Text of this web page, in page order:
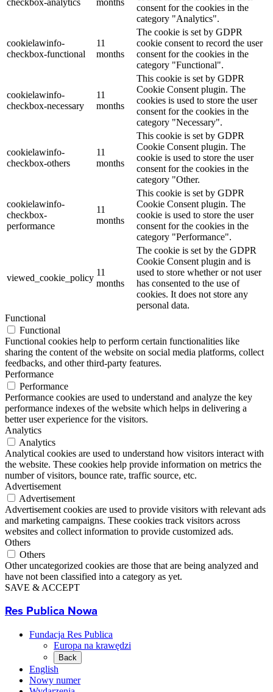
consent for the cookies in the
category "Analytics".
cookielawinfo-
checkbox-functional
11
months
The cookie is set by GDPR
cookie consent to record the user
consent for the cookies in the
category "Functional".
cookielawinfo-
checkbox-necessary
11
months
This cookie is set by GDPR
Cookie Consent plugin. The
cookies is used to store the user
consent for the cookies in the
category "Necessary".
cookielawinfo-
checkbox-others
11
months
This cookie is set by GDPR
Cookie Consent plugin. The
cookie is used to store the user
consent for the cookies in the
category "Other.
cookielawinfo-
checkbox-
performance
11
months
This cookie is set by GDPR
Cookie Consent plugin. The
cookie is used to store the user
consent for the cookies in the
category "Performance".
viewed_cookie_policy
11
months
The cookie is set by the GDPR
Cookie Consent plugin and is
used to store whether or not user
has consented to the use of
cookies. It does not store any
personal data.
Functional
Functional
Functional cookies help to perform certain functionalities like
sharing the content of the website on social media platforms, collect
feedbacks, and other third-party features.
Performance
Performance
Performance cookies are used to understand and analyze the key
performance indexes of the website which helps in delivering a
better user experience for the visitors.
Analytics
Analytics
Analytical cookies are used to understand how visitors interact with
the website. These cookies help provide information on metrics the
number of visitors, bounce rate, traffic source, etc.
Advertisement
Advertisement
Advertisement cookies are used to provide visitors with relevant ads
and marketing campaigns. These cookies track visitors across
websites and collect information to provide customized ads.
Others
Others
Other uncategorized cookies are those that are being analyzed and
have not been classified into a category as yet.
SAVE & ACCEPT
Res Publica Nowa
Fundacja Res Publica
Europa na krawędzi
Back
English
Nowy numer